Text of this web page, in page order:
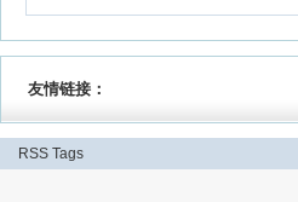
友情链接：
RSS Tags